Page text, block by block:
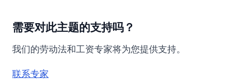
需要对此主题的支持吗？
我们的劳动法和工资专家将为您提供支持。
联系专家